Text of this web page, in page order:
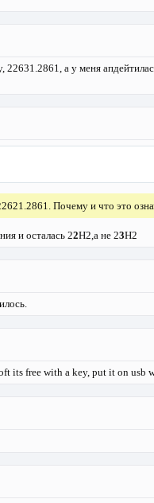
22631.2861, а у меня
Почему и что это
и осталась 22H2,а не 23H2
its free with a key, put it on usb